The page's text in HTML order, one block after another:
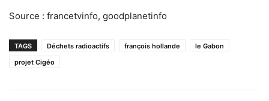
Source : francetvinfo, goodplanetinfo
TAGS Déchets radioactifs françois hollande
le Gabon
projet Cigéo